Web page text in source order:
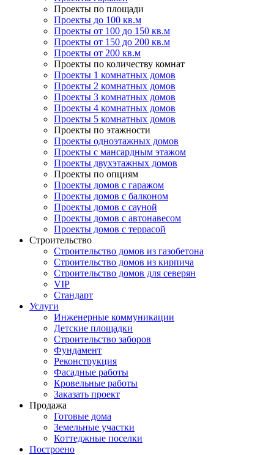
Проекты по площади
Проекты до 100 кв.м
Проекты от 100 до 150 кв.м
Проекты от 150 до 200 кв.м
Проекты от 200 кв.м
Проекты по количеству комнат
Проекты 1 комнатных домов
Проекты 2 комнатных домов
Проекты 3 комнатных домов
Проекты 4 комнатных домов
Проекты 5 комнатных домов
Проекты по этажности
Проекты одноэтажных домов
Проекты с мансардным этажом
Проекты двухэтажных домов
Проекты по опциям
Проекты домов с гаражом
Проекты домов с балконом
Проекты домов с сауной
Проекты домов с автонавесом
Проекты домов с террасой
Строительство
Строительство домов из газобетона
Строительство домов из кирпича
Строительство домов для северян
VIP
Стандарт
Услуги
Инженерные коммуникации
Детские площадки
Строительство заборов
Фундамент
Реконструкция
Фасадные работы
Кровельные работы
Заказать проект
Продажа
Готовые дома
Земельные участки
Коттеджные поселки
Построено